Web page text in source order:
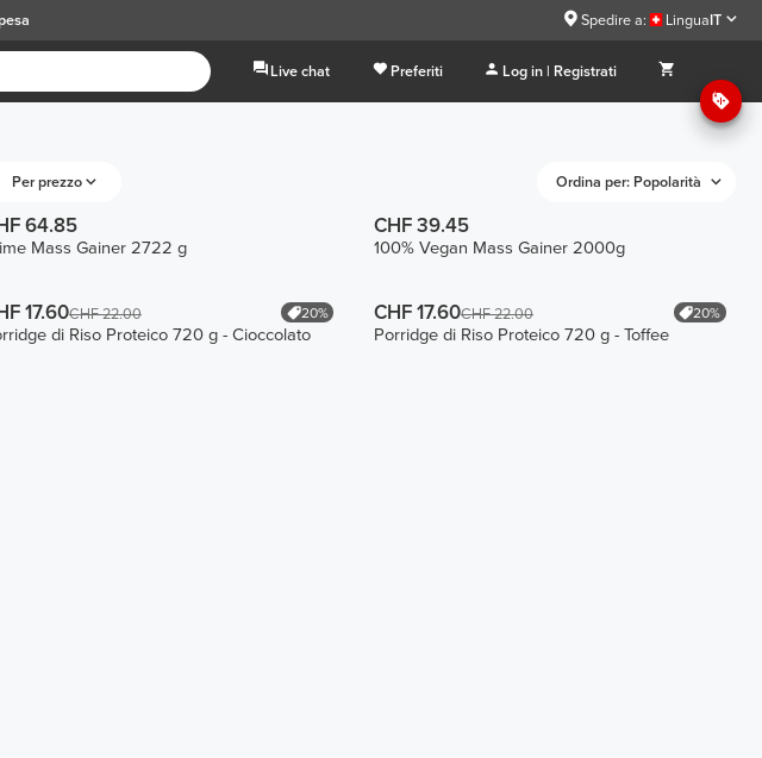
Spedire a: LinguaIT
Live chat Preferiti Log in | Registrati
Per prezzo Ordina per: Popolarità
64.85
Mass Gainer 2722 g
CHF 39.45
100% Vegan Mass Gainer 2000g
17.60CHF 22.00 20%
di Riso Proteico 720 g - Cioccolato
CHF 17.60CHF 22.00 20%
Porridge di Riso Proteico 720 g - Toffee